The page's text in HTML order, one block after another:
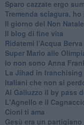
Sparo cazzate ergo sum
Tremenda sciagura,
Il giorno del Non Natale
Il blog di fine vita
​Ridatemi l’Acqua Berva
Super Mario alle
Io non sono Anna
​La Jihad in franchising
Italiani che non si
Al Galluzzo il by pass
L'Agnello e il
Cioni ti ama
​Gesù era un partigiano